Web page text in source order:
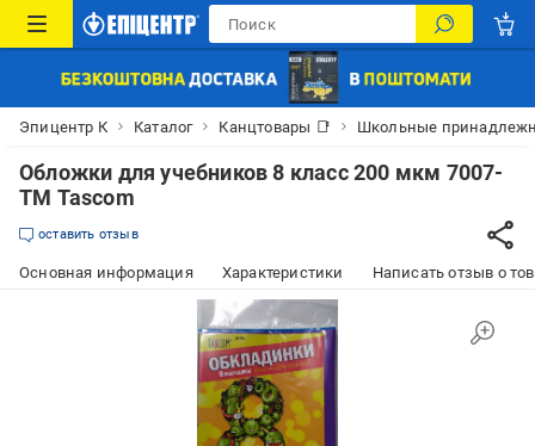
Эпицентр К Каталог Канцтовары 📑 Школьные
Обложки для учебников 8 класс 200 мкм 7007-
ТМ Tascom
оставить отзыв
Основная информация Характеристики Написать отзыв о